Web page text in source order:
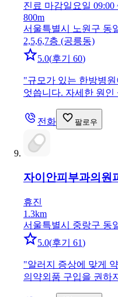
진료 마감일요일 09:00
800m
서울특별시 노원구 동
2,5,6,7층 (공릉동)
5.0(후기 60)
"규모가 있는 한방병
엇씁니다. 자세한 원
전화 팔로우
자이안피부과의원
휴진
1.3km
서울특별시 중랑구 동
5.0(후기 61)
"알러지 증상에 맞게
의약외품 구입을 권하